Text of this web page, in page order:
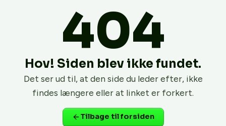
404
Hov! Siden blev ikke fundet.
Det ser ud til, at den side du leder efter, ikke
findes længere eller at linket er forkert.
Tilbage til forsiden